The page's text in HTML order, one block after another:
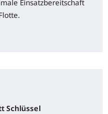
Einsatzbereitschaft
Schlüssel